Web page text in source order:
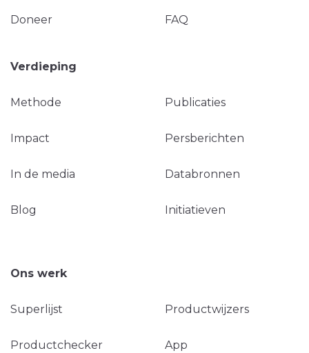
Doneer FAQ
Verdieping
Methode Publicaties
Impact Persberichten
In de media Databronnen
Blog Initiatieven
Ons werk
Superlijst Productwijzers
Productchecker App